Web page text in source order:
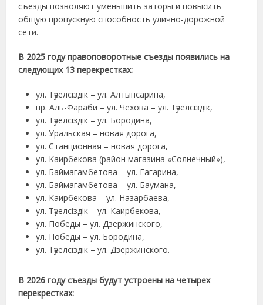
съезды позволяют уменьшить заторы и повысить
общую пропускную способность улично-дорожной
сети.
В 2025 году правоповоротные съезды появились на
следующих 13 перекрестках:
ул. Тәуелсіздік – ул. Алтынсарина,
пр. Аль-Фараби – ул. Чехова – ул. Тәуелсіздік,
ул. Тәуелсіздік – ул. Бородина,
ул. Уральская – новая дорога,
ул. Станционная – новая дорога,
ул. Каирбекова (район магазина «Солнечный»),
ул. Баймагамбетова – ул. Гагарина,
ул. Баймагамбетова – ул. Баумана,
ул. Каирбекова – ул. Назарбаева,
ул. Тәуелсіздік – ул. Каирбекова,
ул. Победы – ул. Дзержинского,
ул. Победы – ул. Бородина,
ул. Тәуелсіздік – ул. Дзержинского.
В 2026 году съезды будут устроены на четырех
перекрестках: